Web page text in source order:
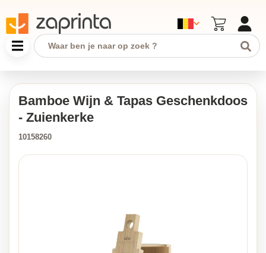
Bamboe Wijn & Tapas Geschenkdoos
- Zuienkerke
10158260